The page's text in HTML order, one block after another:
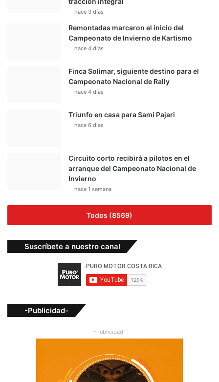
hace 3 días
Remontadas marcaron el inicio del
Campeonato de Invierno de Kartismo
hace 4 días
Finca Solimar, siguiente destino para el
Campeonato Nacional de Rally
hace 4 días
Triunfo en casa para Sami Pajari
hace 6 días
Circuito corto recibirá a pilotos en el
arranque del Campeonato Nacional de
Invierno
hace 1 semana
Todos (8569)
Suscríbete a nuestro canal
-Publicidad-
-Publicidad-